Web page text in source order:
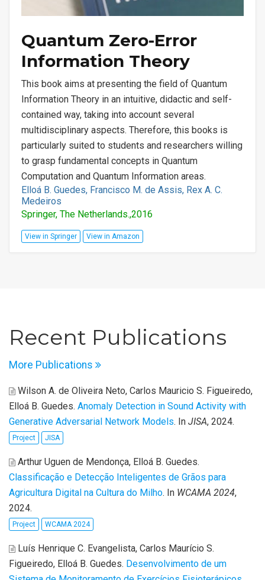
Quantum Zero-Error
Information Theory
This book aims at presenting the field of Quantum
Information Theory in an intuitive, didactic and self-
contained way, taking into account several
multidisciplinary aspects. Therefore, this books is
particularly suited to students and researchers willing
to grasp fundamental concepts in Quantum
Computation and Quantum Information areas.
Elloá B. Guedes, Francisco M. de Assis, Rex A. C.
Medeiros
Springer, The Netherlands.,2016
View in Springer View in Amazon
Recent Publications
More Publications
Wilson A. de Oliveira Neto, Carlos Mauricio S. Figueiredo,
Elloá B. Guedes. Anomaly Detection in Sound Activity with
Generative Adversarial Network Models. In JISA, 2024.
Project JISA
Arthur Uguen de Mendonça, Elloá B. Guedes.
Classificação e Detecção Inteligentes de Grãos para
Agricultura Digital na Cultura do Milho. In WCAMA 2024,
2024.
Project WCAMA 2024
Luís Henrique C. Evangelista, Carlos Maurício S.
Figueiredo, Elloá B. Guedes. Desenvolvimento de um